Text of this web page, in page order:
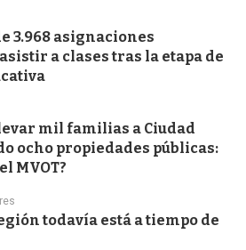
3.968 asignaciones
a clases tras la etapa de
mil familias a Ciudad
ocho propiedades públicas:
MVOT?
todavía está a tiempo de